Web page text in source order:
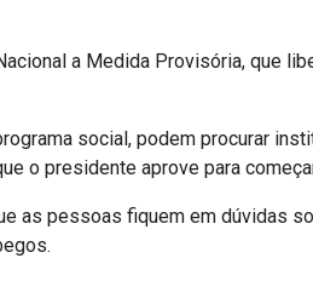
a Medida Provisória, que
social, podem procurar
o presidente aprove para
as pessoas fiquem em dúvidas